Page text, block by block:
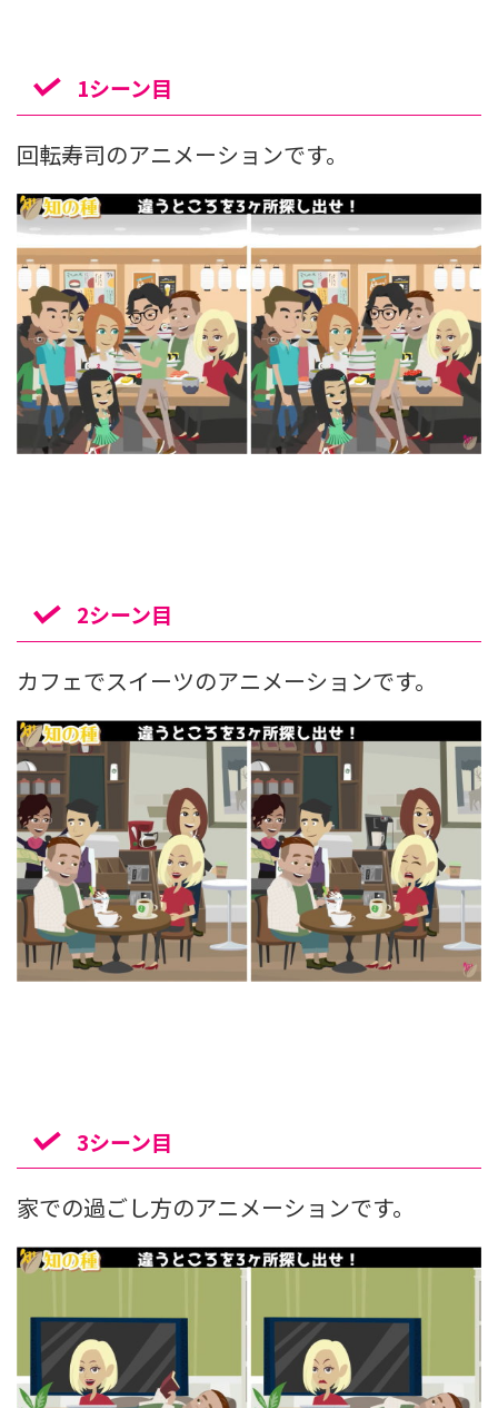
1シーン目
回転寿司のアニメーションです。
2シーン目
カフェでスイーツのアニメーションです。
3シーン目
家での過ごし方のアニメーションです。